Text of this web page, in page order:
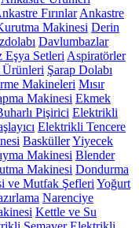
Fırınlar Ankastre
Makinesi Derin
Davlumbazlar
Eşya Setleri Aspiratörler
Ürünleri Şarap Dolabı
Makineleri Mısır
Makinesi Ekmek
Pişirici Elektrikli
Elektrikli Tencere
BasküllerYiyecek
Makinesi Blender
Makinesi Dondurma
ve Mutfak Şefleri Yoğurt
Narenciye
Kettle ve Su